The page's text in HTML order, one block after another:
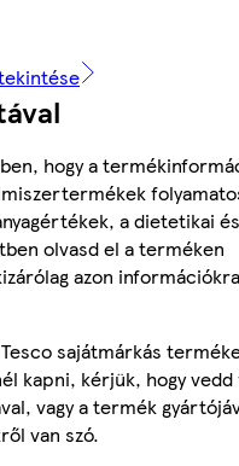
hogy a
a dietetikai és
olvasd el a terméken
azon
sajátmárkás
kapni, kérjük, hogy vedd
vagy a termék
van szó.